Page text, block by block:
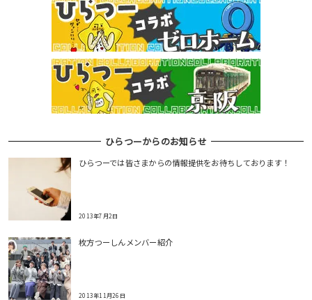
ひらつーからのお知らせ
ひらつーでは皆さまからの情報提供をお待ちしております！
2013年7月2日
枚方つーしんメンバー紹介
2013年11月26日